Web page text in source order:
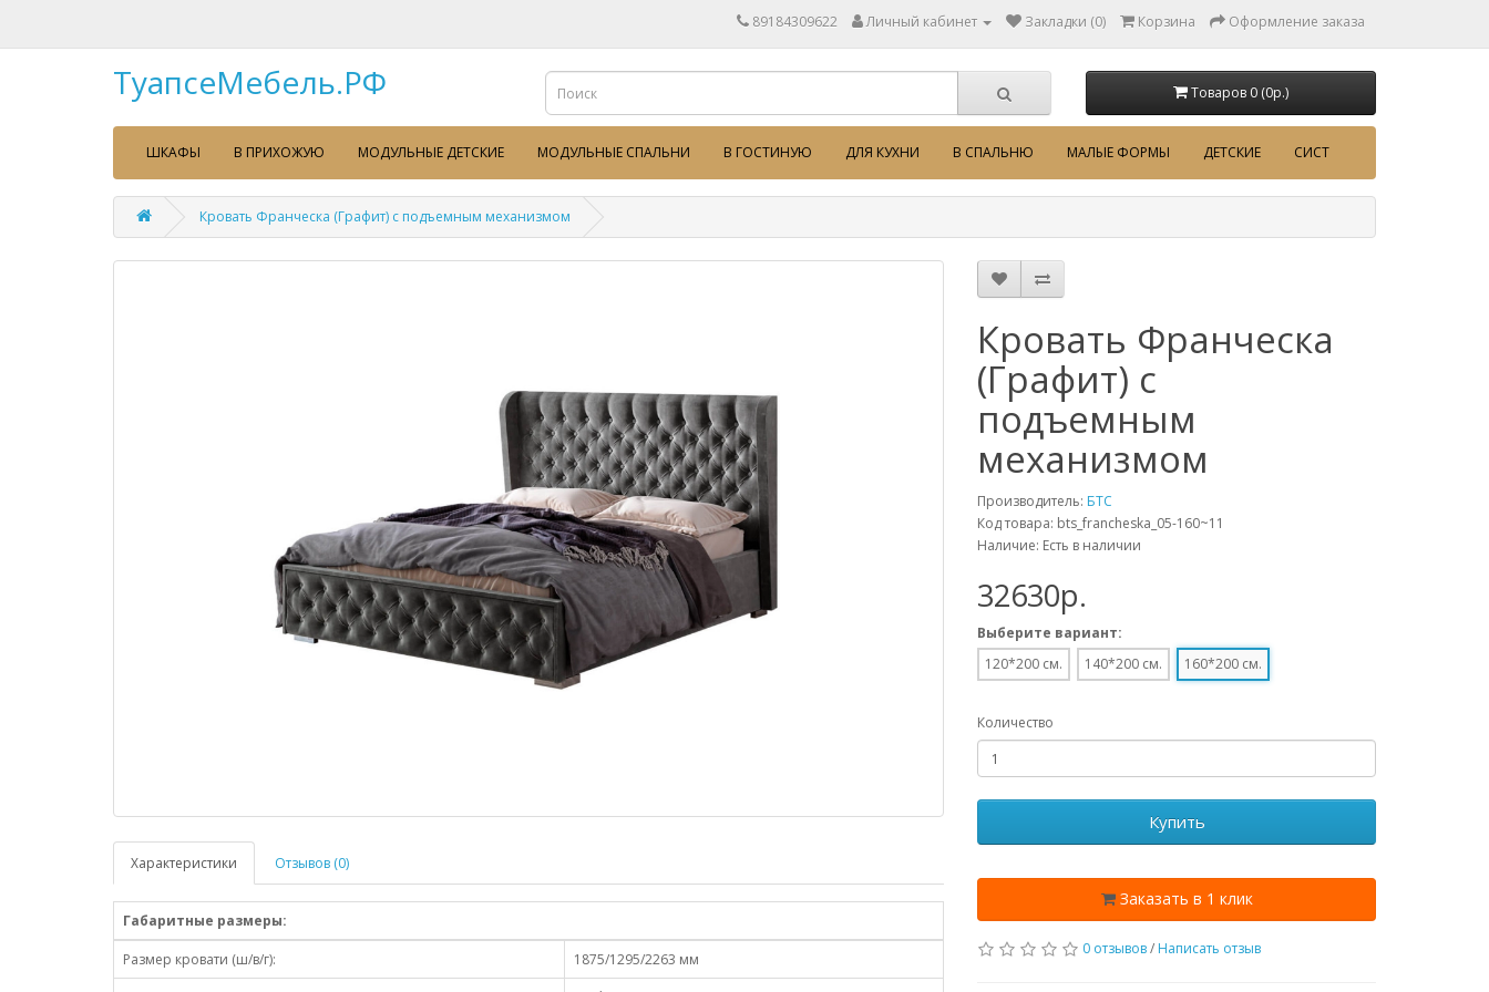
89184309622 Личный кабинет Закладки (0) Корзина Оформление заказа
ТуапсеМебель.РФ Товаров 0 (0p.)
ШКАФЫ В ПРИХОЖУЮ МОДУЛЬНЫЕ ДЕТСКИЕ МОДУЛЬНЫЕ СПАЛЬНИ В ГОСТИНУЮ ДЛЯ КУХНИ В СПАЛЬНЮ МАЛЫЕ ФОРМЫ ДЕТСКИЕ СИСТ
Кровать Франческа (Графит) с подъемным механизмом
Характеристики Отзывов (0)
Габаритные размеры:
Размер кровати (ш/в/г):
1875/1295/2263 мм
Кровать Франческа
(Графит) с
подъемным
механизмом
Производитель: БТС
Код товара: bts_francheska_05-160~11
Наличие: Есть в наличии
32630p.
Выберите вариант:
120*200 см.
140*200 см. 160*200 см.
Количество
Купить
Заказать в 1 клик
0 отзывов/ Написать отзыв